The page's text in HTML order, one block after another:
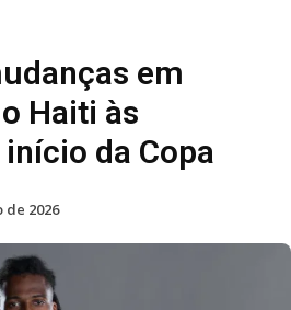
em
Haiti às
da Copa
de 2026